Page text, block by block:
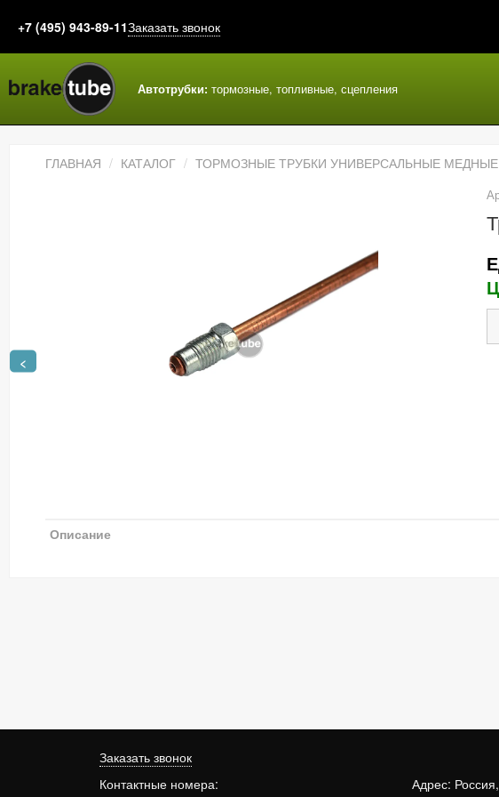
+7 (495) 943-89-11Заказать звонок
Автотрубки: тормозные, топливные, сцепления
<
ГЛАВНАЯ КАТАЛОГ ТОРМОЗНЫЕ ТРУБКИ УНИВЕРСАЛЬНЫЕ МЕДНЫЕ
Описание
Заказать звонок
Контактные номера:
Адрес: